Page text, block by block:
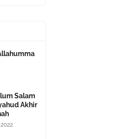
Salam
Akhir